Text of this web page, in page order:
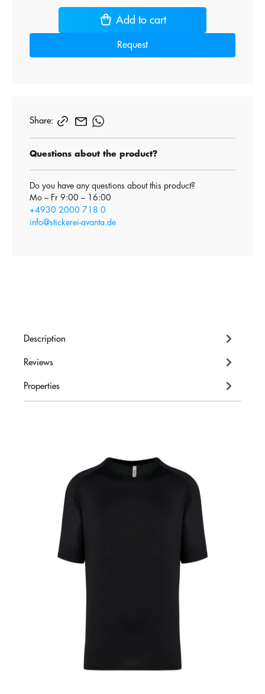
Add to cart
Request
Share:
Questions about the product?
Do you have any questions about this product?
Mo – Fr 9:00 – 16:00
+4930 2000 718 0
info@stickerei-avanta.de
Description
Reviews
Properties